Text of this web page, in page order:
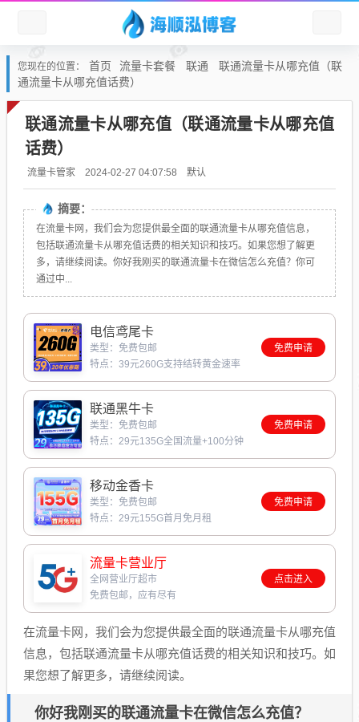
您现在的位置： 首页 流量卡套餐 联通
联通流量卡从哪充值（联
通流量卡从哪充值话费）
联通流量卡从哪充值（联通流量卡从哪充值
话费）
流量卡管家 2024-02-27 04:07:58 默认
摘要：
在流量卡网，我们会为您提供最全面的联通流量卡从哪充值信息，
包括联通流量卡从哪充值话费的相关知识和技巧。如果您想了解更
多，请继续阅读。你好我刚买的联通流量卡在微信怎么充值？你可
通过中...
电信鸢尾卡
类型：免费包邮
特点：39元260G支持结转黄金速率
免费申请
联通黑牛卡
类型：免费包邮
特点：29元135G全国流量+100分钟
免费申请
移动金香卡
类型：免费包邮
特点：29元155G首月免月租
免费申请
流量卡营业厅
全网营业厅超市
免费包邮，应有尽有
点击进入
在流量卡网，我们会为您提供最全面的联通流量卡从哪充值
信息，包括联通流量卡从哪充值话费的相关知识和技巧。如
果您想了解更多，请继续阅读。
你好我刚买的联通流量卡在微信怎么充值？